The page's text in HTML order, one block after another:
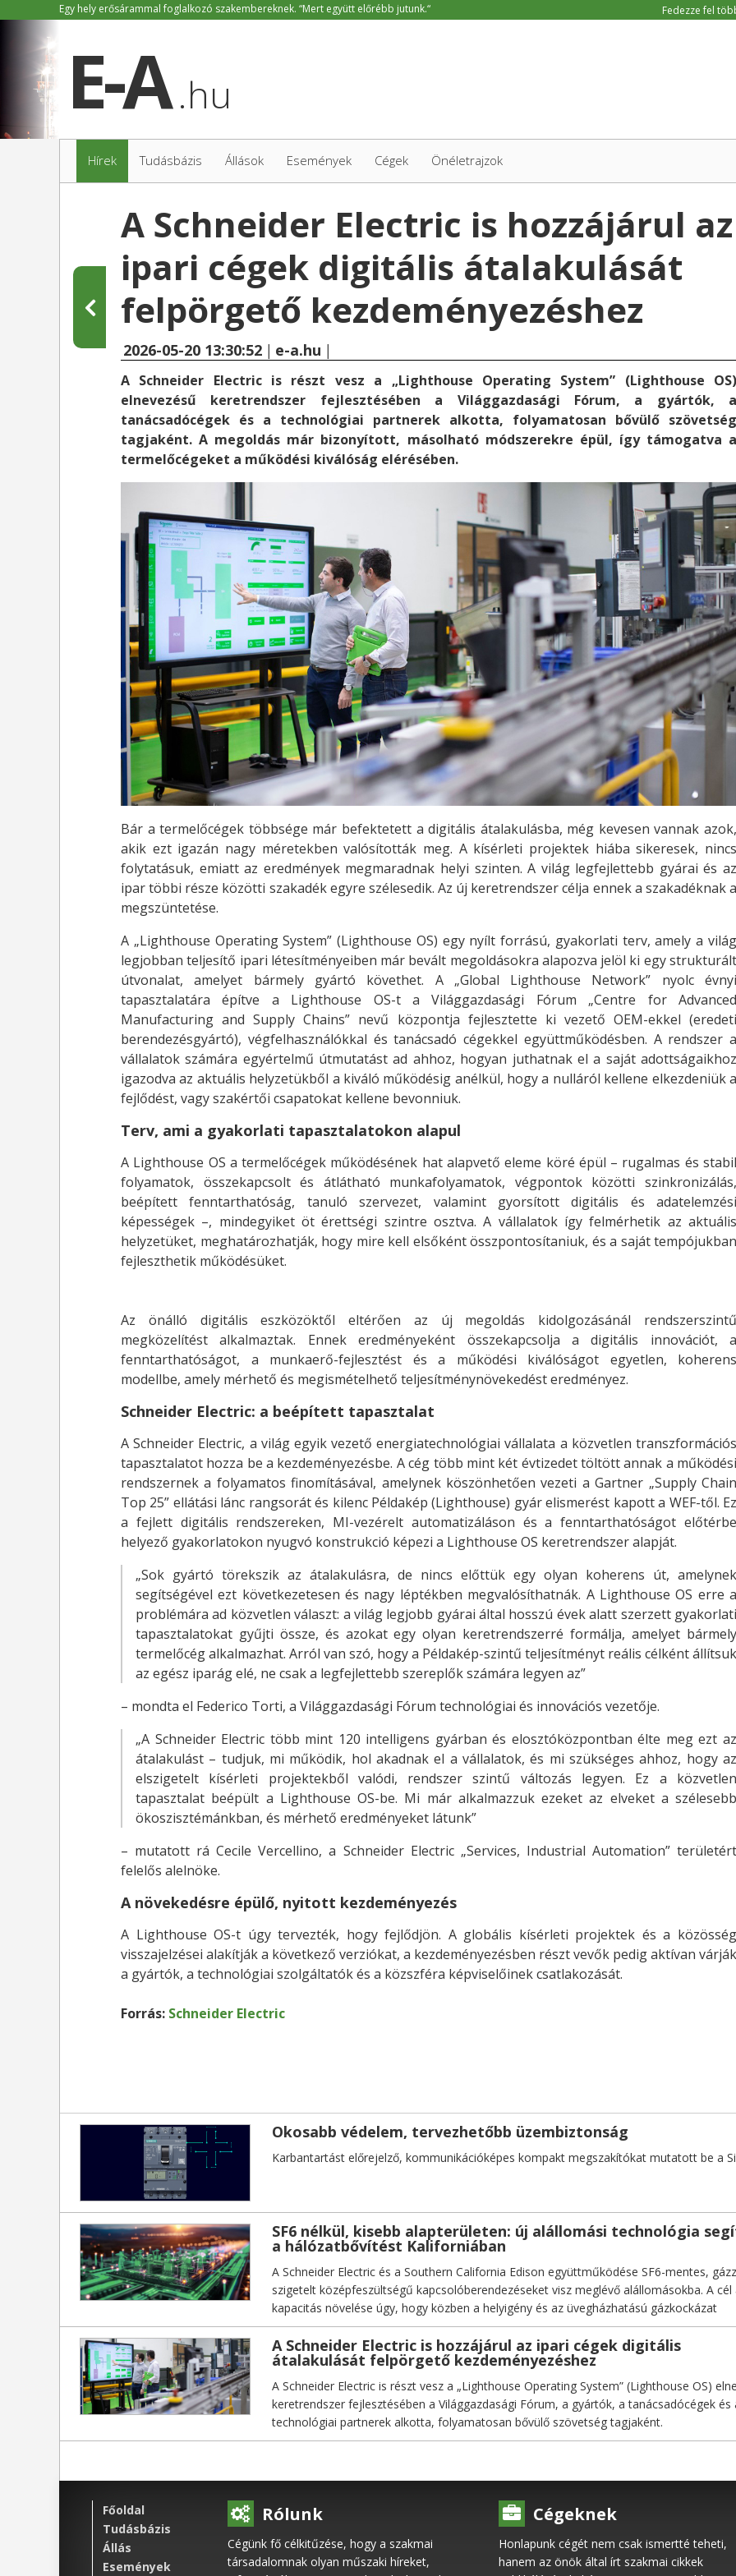
Fedezze fel
.hu
Hírek Tudásbázis Állások Események Cégek Önéletrajzok
A Schneider Electric is hozzájárul az
ipari cégek digitális átalakulását
felpörgető kezdeményezéshez
2026-05-20 13:30:52 | e-a.hu |
A Schneider Electric is részt vesz a „Lighthouse Operating System” (Lighthouse OS)
elnevezésű keretrendszer fejlesztésében a Világgazdasági Fórum, a gyártók, a
tanácsadócégek és a technológiai partnerek alkotta, folyamatosan bővülő szövetség
tagjaként. A megoldás már bizonyított, másolható módszerekre épül, így támogatva a
termelőcégeket a működési kiválóság elérésében.
Bár a termelőcégek többsége már befektetett a digitális átalakulásba, még kevesen vannak azok,
akik ezt igazán nagy méretekben valósították meg. A kísérleti projektek hiába sikeresek, nincs
folytatásuk, emiatt az eredmények megmaradnak helyi szinten. A világ legfejlettebb gyárai és az
ipar többi része közötti szakadék egyre szélesedik. Az új keretrendszer célja ennek a szakadéknak a
megszüntetése.
A „Lighthouse Operating System” (Lighthouse OS) egy nyílt forrású, gyakorlati terv, amely a világ
legjobban teljesítő ipari létesítményeiben már bevált megoldásokra alapozva jelöl ki egy strukturált
útvonalat, amelyet bármely gyártó követhet. A „Global Lighthouse Network” nyolc évnyi
tapasztalatára építve a Lighthouse OS-t a Világgazdasági Fórum „Centre for Advanced
Manufacturing and Supply Chains” nevű központja fejlesztette ki vezető OEM-ekkel (eredeti
berendezésgyártó), végfelhasználókkal és tanácsadó cégekkel együttműködésben. A rendszer a
vállalatok számára egyértelmű útmutatást ad ahhoz, hogyan juthatnak el a saját adottságaikhoz
igazodva az aktuális helyzetükből a kiváló működésig anélkül, hogy a nulláról kellene elkezdeniük a
fejlődést, vagy szakértői csapatokat kellene bevonniuk.
Terv, ami a gyakorlati tapasztalatokon alapul
A Lighthouse OS a termelőcégek működésének hat alapvető eleme köré épül – rugalmas és stabil
folyamatok, összekapcsolt és átlátható munkafolyamatok, végpontok közötti szinkronizálás,
beépített fenntarthatóság, tanuló szervezet, valamint gyorsított digitális és adatelemzési
képességek –, mindegyiket öt érettségi szintre osztva. A vállalatok így felmérhetik az aktuális
helyzetüket, meghatározhatják, hogy mire kell elsőként összpontosítaniuk, és a saját tempójukban
fejleszthetik működésüket.
Az önálló digitális eszközöktől eltérően az új megoldás kidolgozásánál rendszerszintű
megközelítést alkalmaztak. Ennek eredményeként összekapcsolja a digitális innovációt, a
fenntarthatóságot, a munkaerő-fejlesztést és a működési kiválóságot egyetlen, koherens
modellbe, amely mérhető és megismételhető teljesítménynövekedést eredményez.
Schneider Electric: a beépített tapasztalat
A Schneider Electric, a világ egyik vezető energiatechnológiai vállalata a közvetlen transzformációs
tapasztalatot hozza be a kezdeményezésbe. A cég több mint két évtizedet töltött annak a működési
rendszernek a folyamatos finomításával, amelynek köszönhetően vezeti a Gartner „Supply Chain
Top 25” ellátási lánc rangsorát és kilenc Példakép (Lighthouse) gyár elismerést kapott a WEF-től. Ez
a fejlett digitális rendszereken, MI-vezérelt automatizáláson és a fenntarthatóságot előtérbe
helyező gyakorlatokon nyugvó konstrukció képezi a Lighthouse OS keretrendszer alapját.
„Sok gyártó törekszik az átalakulásra, de nincs előttük egy olyan koherens út, amelynek
segítségével ezt következetesen és nagy léptékben megvalósíthatnák. A Lighthouse OS erre a
problémára ad közvetlen választ: a világ legjobb gyárai által hosszú évek alatt szerzett gyakorlati
tapasztalatokat gyűjti össze, és azokat egy olyan keretrendszerré formálja, amelyet bármely
termelőcég alkalmazhat. Arról van szó, hogy a Példakép-szintű teljesítményt reális célként állítsuk
az egész iparág elé, ne csak a legfejlettebb szereplők számára legyen az”
– mondta el Federico Torti, a Világgazdasági Fórum technológiai és innovációs vezetője.
„A Schneider Electric több mint 120 intelligens gyárban és elosztóközpontban élte meg ezt az
átalakulást – tudjuk, mi működik, hol akadnak el a vállalatok, és mi szükséges ahhoz, hogy az
elszigetelt kísérleti projektekből valódi, rendszer szintű változás legyen. Ez a közvetlen
tapasztalat beépült a Lighthouse OS-be. Mi már alkalmazzuk ezeket az elveket a szélesebb
ökoszisztémánkban, és mérhető eredményeket látunk”
– mutatott rá Cecile Vercellino, a Schneider Electric „Services, Industrial Automation” területért
felelős alelnöke.
A növekedésre épülő, nyitott kezdeményezés
A Lighthouse OS-t úgy tervezték, hogy fejlődjön. A globális kísérleti projektek és a közösség
visszajelzései alakítják a következő verziókat, a kezdeményezésben részt vevők pedig aktívan várják
a gyártók, a technológiai szolgáltatók és a közszféra képviselőinek csatlakozását.
Forrás: Schneider Electric
Okosabb védelem, tervezhetőbb üzembiztonság
Karbantartást előrejelző, kommunikációképes kompakt megszakítókat mutatott be a
SF6 nélkül, kisebb alapterületen: új alállomási technológia
a hálózatbővítést Kaliforniában
A Schneider Electric és a Southern California Edison együttműködése SF6-mentes,
szigetelt középfeszültségű kapcsolóberendezéseket visz meglévő alállomásokba. A cél
kapacitás növelése úgy, hogy közben a helyigény és az üvegházhatású gázkockázat
csökkenjen.
A Schneider Electric is hozzájárul az ipari cégek digitális
átalakulását felpörgető kezdeményezéshez
A Schneider Electric is részt vesz a „Lighthouse Operating System” (Lighthouse OS)
keretrendszer fejlesztésében a Világgazdasági Fórum, a gyártók, a tanácsadócégek és
technológiai partnerek alkotta, folyamatosan bővülő szövetség tagjaként.
Főoldal
Tudásbázis
Állás
Események
Rólunk
Cégünk fő célkitűzése, hogy a szakmai
társadalomnak olyan műszaki híreket,
Cégeknek
Honlapunk cégét nem csak ismertté teheti,
hanem az önök által írt szakmai cikkek